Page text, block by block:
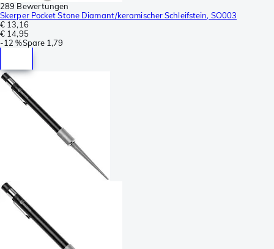
289 Bewertungen
Skerper Pocket Stone Diamant/keramischer Schleifstein, SO003
€ 13,16
€ 14,95
-12 %Spare 1,79